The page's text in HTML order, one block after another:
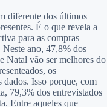
diferente dos últimos
É o que revela a
para as compras
ano, 47,8% dos
Natal vão ser melhores do
os
dados. Isso porque, com
79,3% dos entrevistados
Entre aqueles que